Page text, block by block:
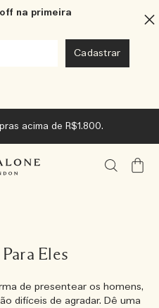
na primeira
acima de R$1.800.
Meu
Eles
de presentear os homens,
difíceis de agradar. Dê uma